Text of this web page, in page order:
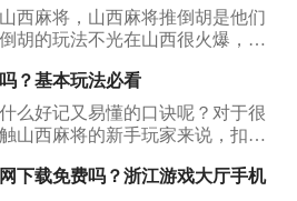
点点玩法仍然是一个陌生的世
揭开这个神秘世界的面纱吧！
西麻将，山西麻将推倒胡是他们
胡的玩法不光在山西很火爆，它
玩熟了普通麻将的朋友来说，初
？我们该在哪些平台获取它的下
大家一一介绍。
？基本玩法必看
么好记又易懂的口诀呢？对于很
山西麻将的新手玩家来说，扣点
虑，今天我们一起把山西麻将扣
下载免费吗？浙江游戏大厅手机